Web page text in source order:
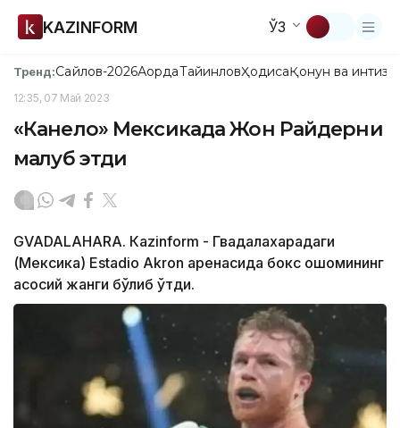
KAZINFORM ЎЗ
Тренд:Сайлов-2026АқордаТайинловҲодисаҚонун ва
12:35, 07 Май 2023
«Канело» Мексикада Жон Райдерни
мағлуб этди
GVADALAHARA. Кazinform - Гвадалахарадаги
(Мексика) Estadio Akron аренасида бокс оқшомининг
асосий жанги бўлиб ўтди.